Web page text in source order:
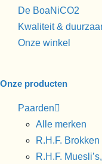
De BoaNiCO2
Kwaliteit &
Onze winkel
Onze producten
Paarden
Alle merken
R.H.F. Brokken
R.H.F.